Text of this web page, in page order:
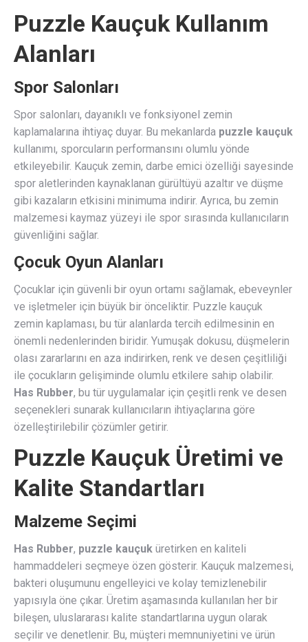
Puzzle Kauçuk Kullanım
Alanları
Spor Salonları
Spor salonları, dayanıklı ve fonksiyonel zemin
kaplamalarına ihtiyaç duyar. Bu mekanlarda puzzle kauçuk
kullanımı, sporcuların performansını olumlu yönde
etkileyebilir. Kauçuk zemin, darbe emici özelliği sayesinde
spor aletlerinden kaynaklanan gürültüyü azaltır ve düşme
gibi kazaların etkisini minimuma indirir. Ayrıca, bu zemin
malzemesi kaymaz yüzeyi ile spor sırasında kullanıcıların
güvenliğini sağlar.
Çocuk Oyun Alanları
Çocuklar için güvenli bir oyun ortamı sağlamak, ebeveynler
ve işletmeler için büyük bir önceliktir. Puzzle kauçuk
zemin kaplaması, bu tür alanlarda tercih edilmesinin en
önemli nedenlerinden biridir. Yumuşak dokusu, düşmelerin
olası zararlarını en aza indirirken, renk ve desen çeşitliliği
ile çocukların gelişiminde olumlu etkilere sahip olabilir.
Has Rubber, bu tür uygulamalar için çeşitli renk ve desen
seçenekleri sunarak kullanıcıların ihtiyaçlarına göre
özelleştirilebilir çözümler getirir.
Puzzle Kauçuk Üretimi ve
Kalite Standartları
Malzeme Seçimi
Has Rubber, puzzle kauçuk üretirken en kaliteli
hammaddeleri seçmeye özen gösterir. Kauçuk malzemesi,
bakteri oluşumunu engelleyici ve kolay temizlenebilir
yapısıyla öne çıkar. Üretim aşamasında kullanılan her bir
bileşen, uluslararası kalite standartlarına uygun olarak
seçilir ve denetlenir. Bu, müşteri memnuniyetini ve ürün